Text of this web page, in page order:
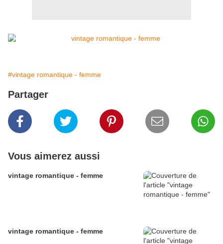
#vintage romantique - femme
Partager
Vous aimerez aussi
vintage romantique - femme
vintage romantique - femme